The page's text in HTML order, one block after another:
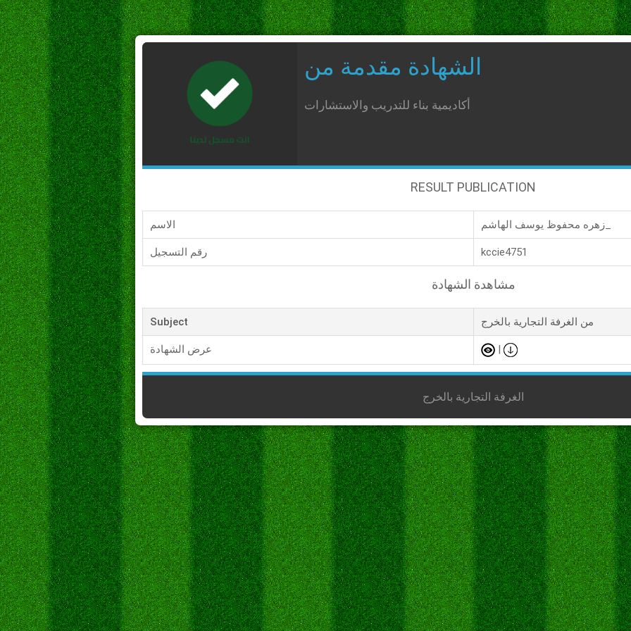
الشهادة مقدمة من
أكاديمية بناء للتدريب والاستشارات
RESULT PUBLICATION
الاسم
رقم التسجيل kccie4751
مشاهدة الشهادة
Subject من الغرفة التجارية بالخرج
عرض الشهادة |
الغرفة التجارية بالخرج